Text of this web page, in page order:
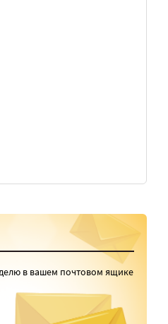
в вашем почтовом ящике